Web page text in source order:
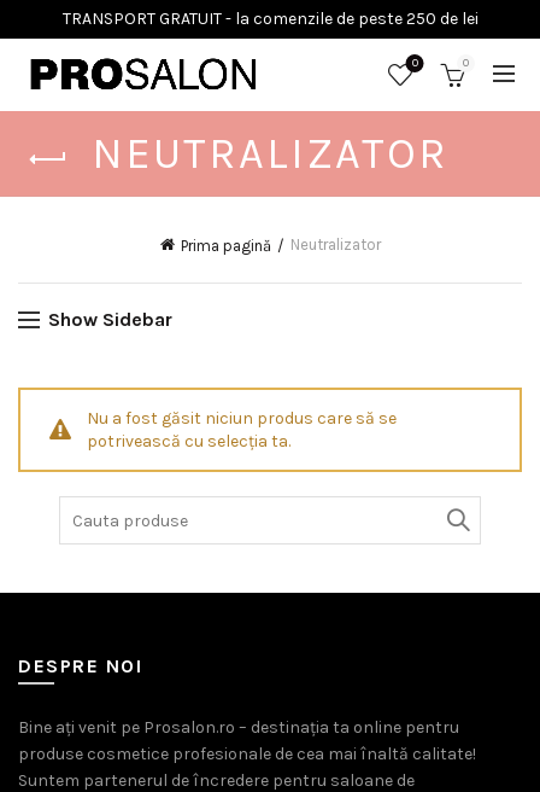
0 0
NEUTRALIZATOR
Prima pagină Neutralizator
Show Sidebar
Nu a fost găsit niciun produs care să se
potrivească cu selecția ta.
DESPRE NOI
Bine ați venit pe Prosalon.ro – destinația ta online pentru
produse cosmetice profesionale de cea mai înaltă calitate!
Suntem partenerul de încredere pentru saloane de